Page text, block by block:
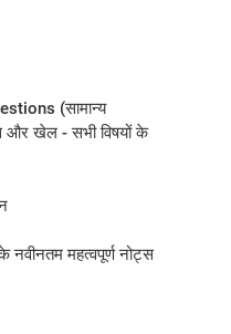
(सामान्य
और खेल - सभी विषयों के
महत्वपूर्ण नोट्स